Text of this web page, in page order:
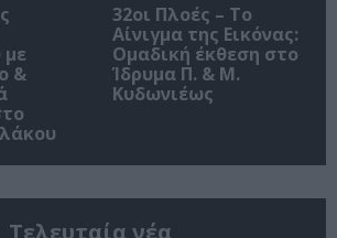
με
&
32οι Πλοές – Το
Αίνιγμα της Εικόνας:
Ομαδική έκθεση στο
Ίδρυμα Π. & Μ.
Κυδωνιέως
Τελευταία νέα